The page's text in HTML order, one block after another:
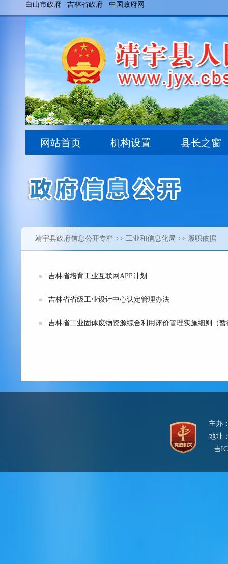
靖宇县政府信息公开专栏 >> 工业和信息化局 >> 履职依据
吉林省培育工业互联网APP计划
吉林省省级工业设计中心认定管理办法
吉林省工业固体废物资源综合利用评价管理实施细则（暂